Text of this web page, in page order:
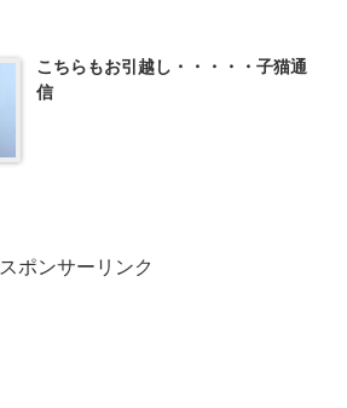
こちらもお引越し・・・・・子猫通
信
スポンサーリンク